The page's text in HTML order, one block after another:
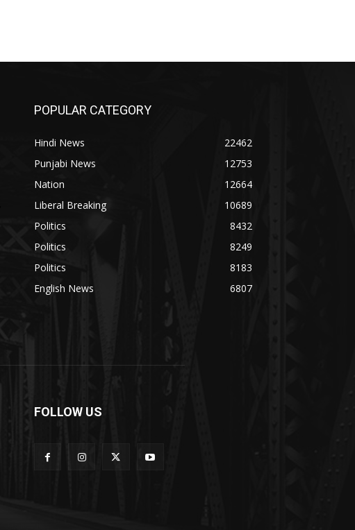
POPULAR CATEGORY
Hindi News
22462
Punjabi News
12753
Nation
12664
Liberal Breaking
10689
Politics
8432
Politics
8249
Politics
8183
English News
6807
FOLLOW US